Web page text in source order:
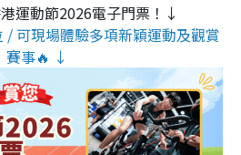
運動節2026電子門票！↓
可現場體驗多項新穎運動及觀賞
賽事🔥 ↓